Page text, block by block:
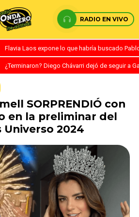
RADIO EN VIVO
Flavia Laos expone lo que habría buscado
¿Terminaron? Diego Chávarri dejó de seguir a
SORPRENDIÓ con
en la preliminar del
Universo 2024